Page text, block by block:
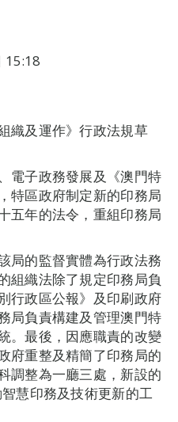
15:18
織及運作》行政法規草
電子政務發展及《澳門特
特區政府制定新的印務局
五年的法令，重組印務局
局的監督實體為行政法務
組織法除了規定印務局負
行政區公報》及印刷政府
局負責構建及管理澳門特
。最後，因應職責的改變
府重整及精簡了印務局的
調整為一廳三處，新設的
慧印務及技術更新的工